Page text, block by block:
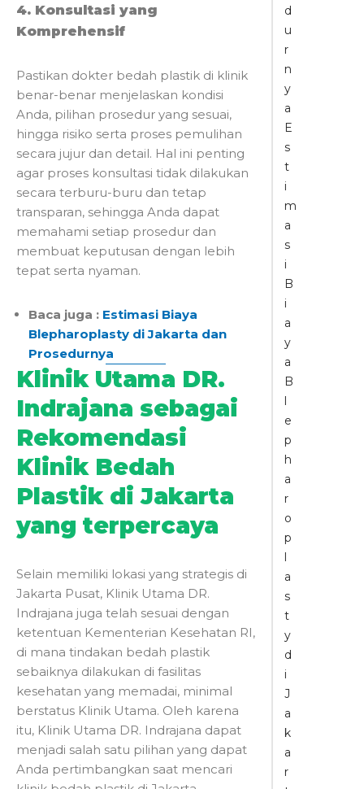
4. Konsultasi yang
Komprehensif
Pastikan dokter bedah plastik di klinik
benar-benar menjelaskan kondisi
Anda, pilihan prosedur yang sesuai,
hingga risiko serta proses pemulihan
secara jujur dan detail. Hal ini penting
agar proses konsultasi tidak dilakukan
secara terburu-buru dan tetap
transparan, sehingga Anda dapat
memahami setiap prosedur dan
membuat keputusan dengan lebih
tepat serta nyaman.
Baca juga : Estimasi Biaya
Blepharoplasty di Jakarta dan
Prosedurnya
Klinik Utama DR.
Indrajana sebagai
Rekomendasi
Klinik Bedah
Plastik di Jakarta
yang terpercaya
Selain memiliki lokasi yang strategis di
Jakarta Pusat, Klinik Utama DR.
Indrajana juga telah sesuai dengan
ketentuan Kementerian Kesehatan RI,
di mana tindakan bedah plastik
sebaiknya dilakukan di fasilitas
kesehatan yang memadai, minimal
berstatus Klinik Utama. Oleh karena
itu, Klinik Utama DR. Indrajana dapat
menjadi salah satu pilihan yang dapat
Anda pertimbangkan saat mencari
d
u
r
n
y
a
E
s
t
i
m
a
s
i
B
i
a
y
a
B
l
e
p
h
a
r
o
p
l
a
s
t
y
d
i
J
a
k
a
r